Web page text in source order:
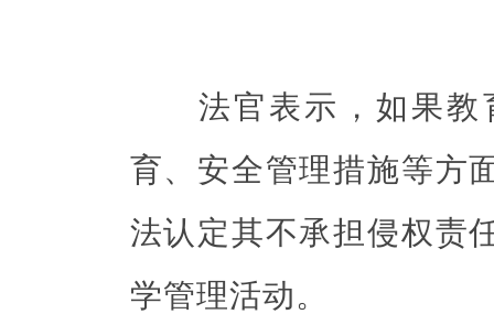
法官表示，如果教
育、安全管理措施等方
法认定其不承担侵权责
学管理活动。